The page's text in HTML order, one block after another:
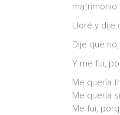
Lloré y dije
Dije que
Y me fui,
Me quería
Me quería
Me fui,